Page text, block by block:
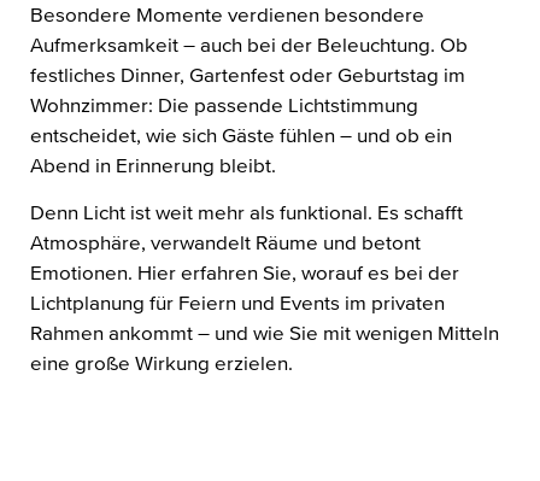
Besondere Momente verdienen besondere
Aufmerksamkeit – auch bei der Beleuchtung. Ob
festliches Dinner, Gartenfest oder Geburtstag im
Wohnzimmer: Die passende Lichtstimmung
entscheidet, wie sich Gäste fühlen – und ob ein
Abend in Erinnerung bleibt.
Denn Licht ist weit mehr als funktional. Es schafft
Atmosphäre, verwandelt Räume und betont
Emotionen. Hier erfahren Sie, worauf es bei der
Lichtplanung für Feiern und Events im privaten
Rahmen ankommt – und wie Sie mit wenigen Mitteln
eine große Wirkung erzielen.